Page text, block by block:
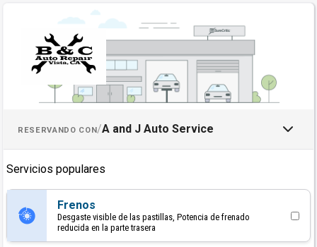
Programar una cita con A and
RESERVANDO CON/A and J Auto Service
Servicios populares
Frenos
Desgaste visible de las pastillas, Potencia de frenado
reducida en la parte trasera